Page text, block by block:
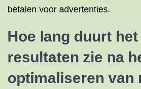
betalen voor advertenties.
Hoe lang duurt
resultaten zie na
optimaliseren van